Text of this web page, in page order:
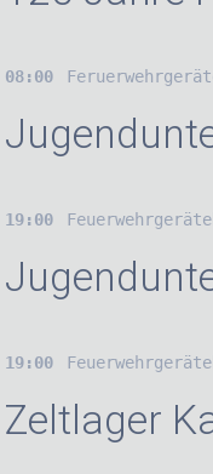
08:00
19:00
19:00
Zeltlager